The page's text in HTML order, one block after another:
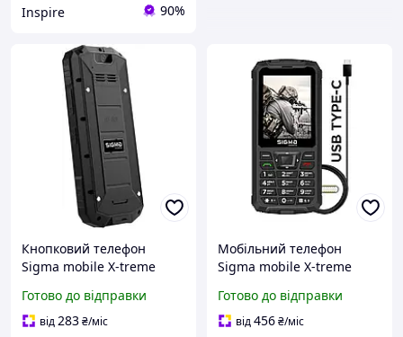
Inspire 90%
Кнопковий телефон
Sigma mobile X-treme
Готово до відправки
від283₴/міс
Мобільний телефон
Sigma mobile X-treme
Black (4827798122419)
Готово до відправки
від456₴/міс